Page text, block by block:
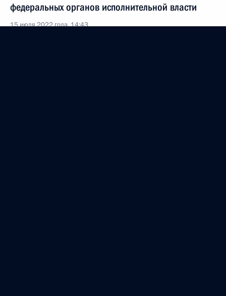
федеральных органов исполнительной власти
15 июля 2022 года, 14:43